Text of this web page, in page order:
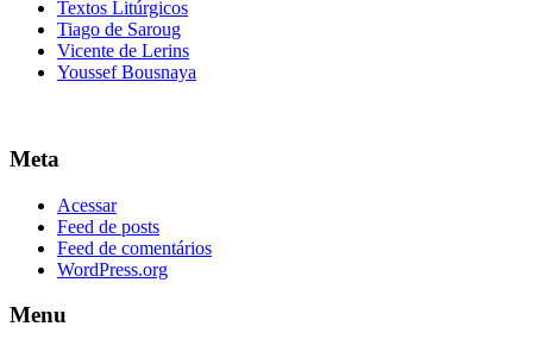
Textos Litúrgicos
Tiago de Saroug
Vicente de Lerins
Youssef Bousnaya
Meta
Acessar
Feed de posts
Feed de comentários
WordPress.org
Menu